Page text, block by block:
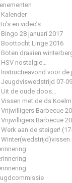
Kalender
en video’s
Bingo 28 januari 2017
Boottocht Linge 2016
Boten draaien
HSV nostalgie…
Instructieavond voor de
Jeugdviswedstrijd 07-
Uit de oude doos…
Vissen met de ds
Vrijwilligers Barbecue
Vrijwilligers Barbecue
Werk aan de steiger!
Winter(wedstrijd)vissen